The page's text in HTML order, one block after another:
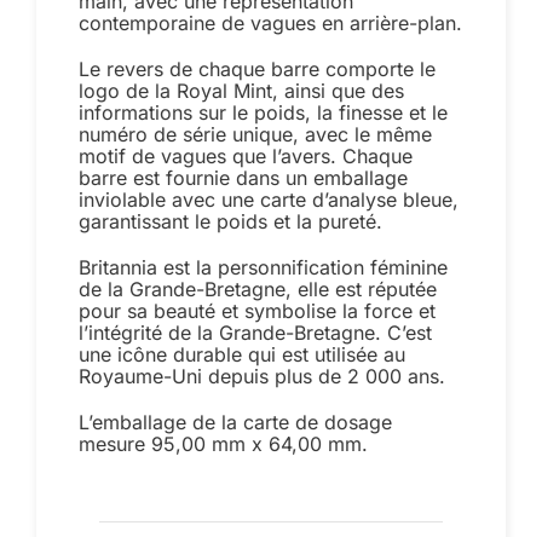
contemporaine de vagues en arrière-plan.
Le revers de chaque barre comporte le
logo de la Royal Mint, ainsi que des
informations sur le poids, la finesse et le
numéro de série unique, avec le même
motif de vagues que l’avers. Chaque
barre est fournie dans un emballage
inviolable avec une carte d’analyse bleue,
garantissant le poids et la pureté.
Britannia est la personnification féminine
de la Grande-Bretagne, elle est réputée
pour sa beauté et symbolise la force et
l’intégrité de la Grande-Bretagne. C’est
une icône durable qui est utilisée au
Royaume-Uni depuis plus de 2 000 ans.
L’emballage de la carte de dosage
mesure 95,00 mm x 64,00 mm.